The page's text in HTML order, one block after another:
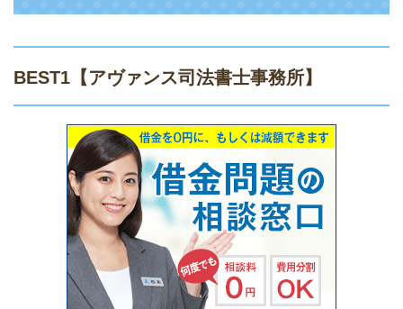
BEST1 【アヴァンス司法書士事務所】